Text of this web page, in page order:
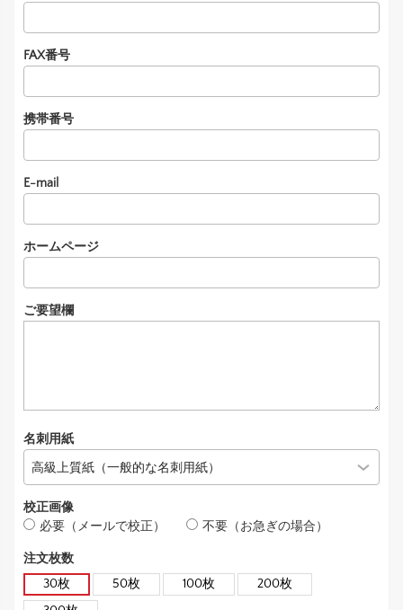
FAX番号
携帯番号
E-mail
ホームページ
ご要望欄
名刺用紙
校正画像
必要（メールで校正）
不要（お急ぎの場合）
注文枚数
30枚
50枚 100枚
200枚